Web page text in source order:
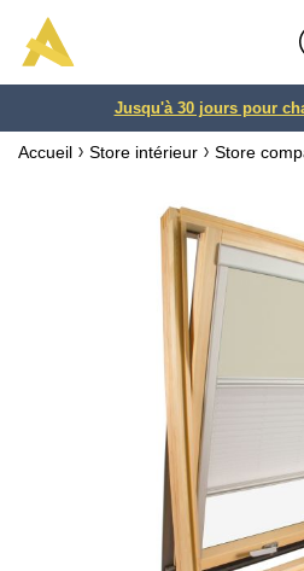
3 ou
Jusqu'à 30 jours pour
Accueil Store intérieur